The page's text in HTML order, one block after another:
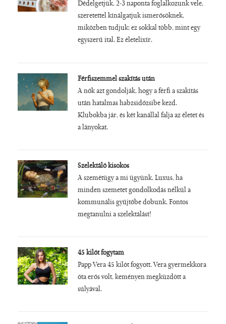
Dédelgetjük, 2-3 naponta foglalkozunk vele,
szeretettel kínálgatjuk ismerősöknek,
miközben tudjuk: ez sokkal több, mint egy
egyszerű ital. Ez életelixír.
Férfiszemmel szakítás után
A nők azt gondolják, hogy a férfi a szakítás
után hatalmas habzsidőzsibe kezd.
Klubokba jár, és két kanállal falja az életet és
a lányokat.
Szelektáló kisokos
A szemétügy a mi ügyünk. Luxus, ha
minden szemetet gondolkodás nélkül a
kommunális gyűjtőbe dobunk. Fontos
megtanulni a szelektálást!
45 kilót fogytam
Papp Vera 45 kilót fogyott. Vera gyermekkora
óta erős volt, keményen megküzdött a
súlyával.